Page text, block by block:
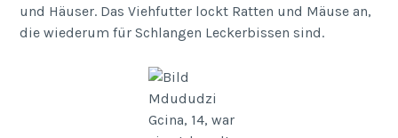
und Häuser. Das Viehfutter lockt Ratten und Mäuse an,
die wiederum für Schlangen Leckerbissen sind.
Mdududzi
Gcina, 14, war